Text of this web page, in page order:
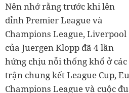
Nên nhớ rằng trước khi lên
đỉnh Premier League và
Champions League, Liverpool
của Juergen Klopp đã 4 lần
hứng chịu nỗi thống khổ ở các
trận chung kết League Cup,
Champions League và cuộc